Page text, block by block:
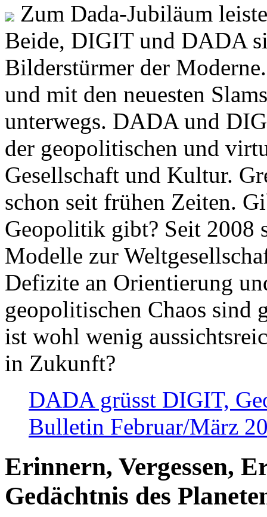
Zum Dada-Jubiläum
Beide, DIGIT und DADA
Bilderstürmer der
und mit den neuesten
unterwegs. DADA und
der geopolitischen und
Gesellschaft und Kultur.
schon seit frühen Zeiten.
Geopolitik gibt? Seit 2008
Modelle zur
Defizite an Orientierung
geopolitischen Chaos sind
ist wohl wenig
in Zukunft?
DADA grüsst DIGIT,
Bulletin Februar/März
Erinnern, Vergessen,
Gedächtnis des